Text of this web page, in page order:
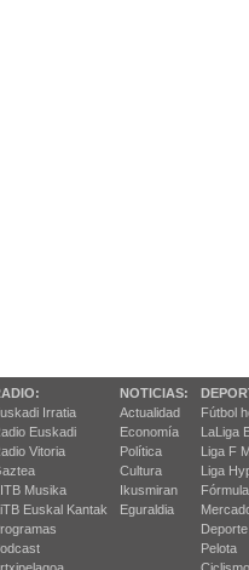
Irratia
Euskadi
Vitoria
Musika
Euskal Kantak
NOTICIAS:
Actualidad
Economía
Política
Cultura
Ikusmiran
Eguraldia
Fútbol
LaLiga
Liga F
Liga
Pelota